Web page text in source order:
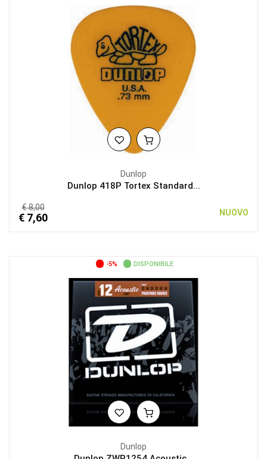
Dunlop
Dunlop 418P Tortex Standard...
€ 8,00
€ 7,60 NUOVO
-5% DISPONIBILE
Dunlop